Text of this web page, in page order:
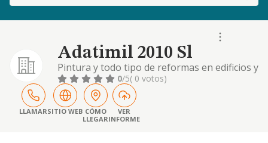
Adatimil 2010 Sl
Pintura y todo tipo de reformas en edificios y
locales. comercio al por menor de bebidas y
productos alimenticios. limpieza de
comunidades de propietarios, despachos,
oficinas, casas particulares y naves
industriales
0/5( 0 votos)
LLAMARSITIO WEB CÓMO
LLEGAR
VER
INFORME